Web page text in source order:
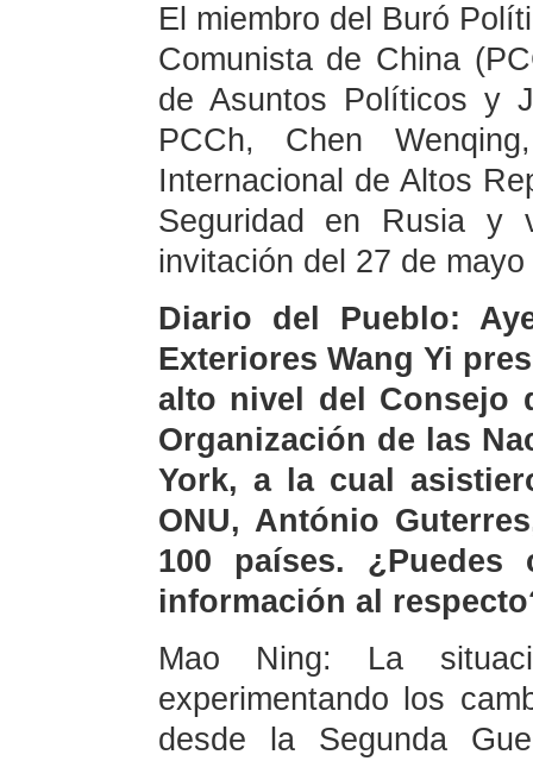
El miembro del Buró
Comunista de China
de Asuntos Políticos y
PCCh, Chen
Internacional de Altos
Seguridad en Rusia y
invitación del 27 de
Diario del Pueblo:
Exteriores Wang Yi
alto nivel del Consejo
Organización de las
York, a la cual
ONU, António
100 países.
información al
Mao Ning: La
experimentando los
desde la Segunda